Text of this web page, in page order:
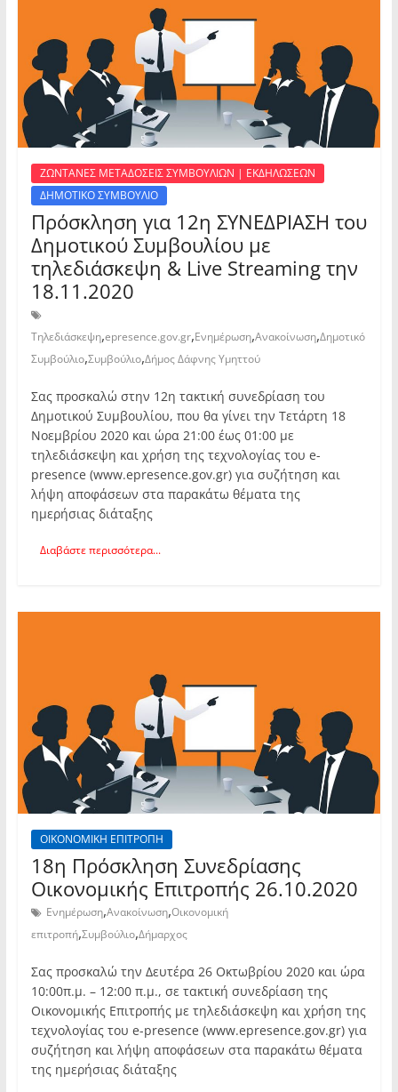
ΖΩΝΤΑΝΕΣ ΜΕΤΑΔΟΣΕΙΣ ΣΥΜΒΟΥΛΙΩΝ | ΕΚΔΗΛΩΣΕΩΝ
ΔΗΜΟΤΙΚΟ ΣΥΜΒΟΥΛΙΟ
Πρόσκληση για 12η ΣΥΝΕΔΡΙΑΣΗ του
Δημοτικού Συμβουλίου με
τηλεδιάσκεψη & Live Streaming την
18.11.2020
Τηλεδιάσκεψη,epresence.gov.gr,Ενημέρωση,Ανακοίνωση,Δημοτικό
Συμβούλιο,Συμβούλιο,Δήμος Δάφνης Υμηττού
Σας προσκαλώ στην 12η τακτική συνεδρίαση του
Δημοτικού Συμβουλίου, που θα γίνει την Τετάρτη 18
Νοεμβρίου 2020 και ώρα 21:00 έως 01:00 με
τηλεδιάσκεψη και χρήση της τεχνολογίας του e-
presence (www.epresence.gov.gr) για συζήτηση και
λήψη αποφάσεων στα παρακάτω θέματα της
ημερήσιας διάταξης
Διαβάστε περισσότερα...
ΟΙΚΟΝΟΜΙΚΗ ΕΠΙΤΡΟΠΗ
18η Πρόσκληση Συνεδρίασης
Οικονομικής Επιτροπής 26.10.2020
Ενημέρωση,Ανακοίνωση,Οικονομική
επιτροπή,Συμβούλιο,Δήμαρχος
Σας προσκαλώ την Δευτέρα 26 Οκτωβρίου 2020 και ώρα
10:00π.μ. – 12:00 π.μ., σε τακτική συνεδρίαση της
Οικονομικής Επιτροπής με τηλεδιάσκεψη και χρήση της
τεχνολογίας του e-presence (www.epresence.gov.gr) για
συζήτηση και λήψη αποφάσεων στα παρακάτω θέματα
της ημερήσιας διάταξης